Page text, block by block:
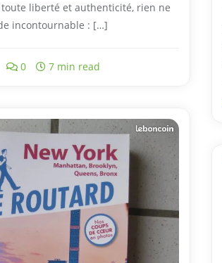
toute liberté et authenticité, rien ne
incontournable : […]
0 7 min read